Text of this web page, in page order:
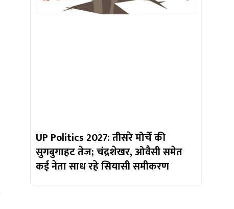
UP Politics 2027: तीसरे मोर्चे की
सुगबुगाहट तेज; चंद्रशेखर, ओवैसी समेत
कई नेता साध रहे सियासी समीकरण